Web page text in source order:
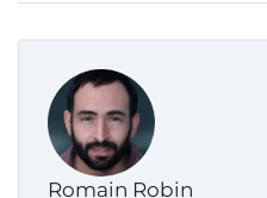
Romain Robin